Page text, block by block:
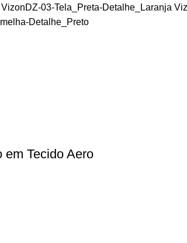
03-Tela_Preta-Detalhe_Laranja
Detalhe_Preto
Tecido Aero